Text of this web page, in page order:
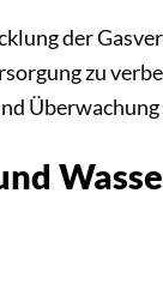
der
zu